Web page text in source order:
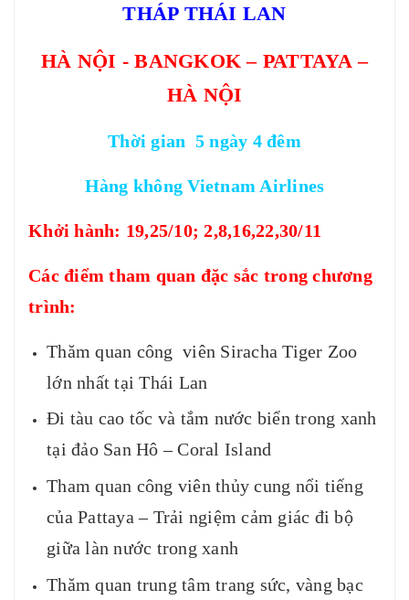
THÁP THÁI LAN
HÀ NỘI - BANGKOK – PATTAYA –
HÀ NỘI
Thời gian 5 ngày 4 đêm
Hàng không Vietnam Airlines
Khởi hành: 19,25/10; 2,8,16,22,30/11
Các điểm tham quan đặc sắc trong chương
trình:
Thăm quan công viên Siracha Tiger Zoo
lớn nhất tại Thái Lan
Đi tàu cao tốc và tắm nước biển trong xanh
tại đảo San Hô – Coral Island
Tham quan công viên thủy cung nổi tiếng
của Pattaya – Trải ngiệm cảm giác đi bộ
giữa làn nước trong xanh
Thăm quan trung tâm trang sức, vàng bạc